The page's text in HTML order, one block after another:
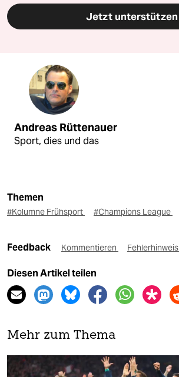
Jetzt unterstützen
Andreas Rüttenauer
Sport, dies und das
Themen
#Kolumne Frühsport #Champions League
Feedback Kommentieren Fehlerhinweis
Diesen Artikel teilen
Mehr zum Thema